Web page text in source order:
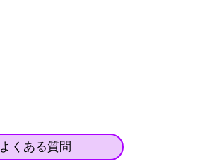
よくある質問